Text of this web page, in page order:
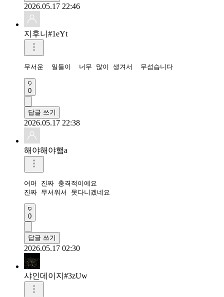
2026.05.17 22:46
지후니#1eYt
무서운  일들이  너무 많이 생겨서  무섭습니다
0
답글 쓰기
2026.05.17 22:38
해야해야햄a
어머 진짜 충격적이에요
진짜 무서워서 못다니겠네요
0
답글 쓰기
2026.05.17 02:30
샤인데이지#3zUw